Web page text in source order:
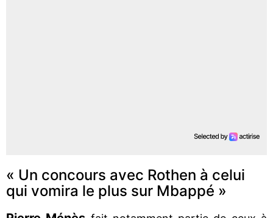
« Un concours avec Rothen à celui
qui vomira le plus sur Mbappé »